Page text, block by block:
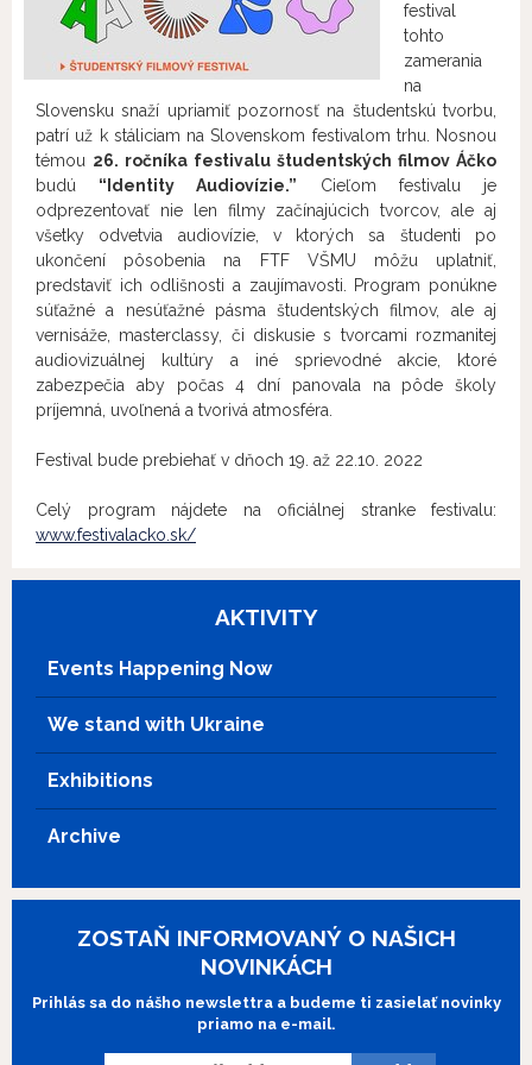
festival
tohto
zamerania
na
Slovensku snaží upriamiť pozornosť na študentskú tvorbu,
patrí už k stáliciam na Slovenskom festivalom trhu.
Nosnou
témou 26. ročníka festivalu študentských filmov Áčko
budú “Identity Audiovízie.” Cieľom festivalu je
odprezentovať nie len filmy začínajúcich tvorcov, ale aj
všetky odvetvia audiovízie, v ktorých sa študenti po
ukončení pôsobenia na FTF VŠMU môžu uplatniť,
predstaviť ich odlišnosti a zaujímavosti. Program ponúkne
súťažné a nesúťažné pásma študentských filmov, ale aj
vernisáže, masterclassy, či diskusie s tvorcami rozmanitej
audiovizuálnej kultúry a iné sprievodné akcie, ktoré
zabezpečia aby počas 4 dní panovala na pôde školy
príjemná, uvoľnená a tvorivá atmosféra.
Festival bude prebiehať v dňoch 19. až 22.10. 2022
Celý program nájdete na oficiálnej stranke festivalu:
www.festivalacko.sk/
AKTIVITY
Events Happening Now
We stand with Ukraine
Exhibitions
Archive
ZOSTAŇ INFORMOVANÝ O NAŠICH
NOVINKÁCH
Prihlás sa do nášho newslettra a budeme ti zasielať novinky
priamo na e-mail.